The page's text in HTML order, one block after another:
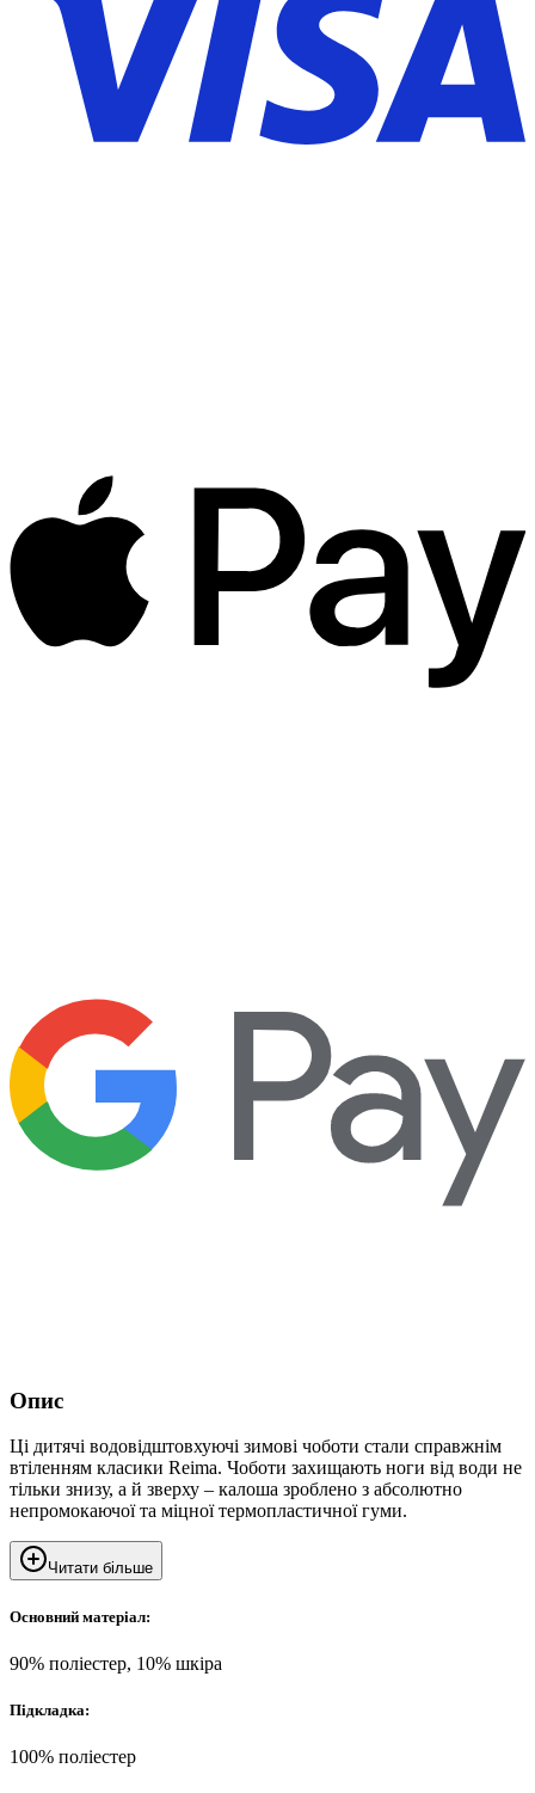
Опис
Ці дитячі водовідштовхуючі зимові чоботи стали справжнім
втіленням класики Reima. Чоботи захищають ноги від води не
тільки знизу, а й зверху – калоша зроблено з абсолютно
непромокаючої та міцної термопластичної гуми.
Читати більше
Основний матеріал:
90% поліестер, 10% шкіра
Підкладка:
100% поліестер